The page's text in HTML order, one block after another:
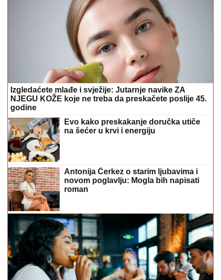
Izgledaćete mlađe i svježije: Jutarnje navike ZA
NJEGU KOŽE koje ne treba da preskačete poslije 45.
godine
Evo kako preskakanje doručka utiče
na šećer u krvi i energiju
Antonija Čerkez o starim ljubavima i
novom poglavlju: Mogla bih napisati
roman